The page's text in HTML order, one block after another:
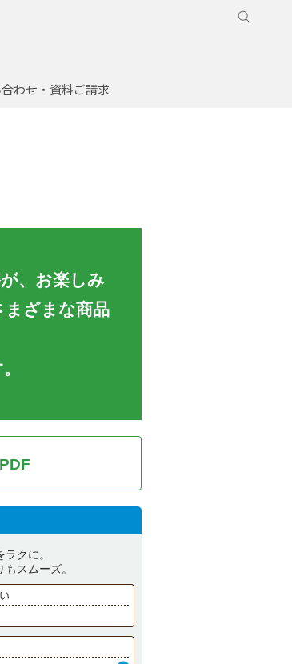
わせ・資料ご請求
、お楽しみ
ざまな商品
クに。
スムーズ。